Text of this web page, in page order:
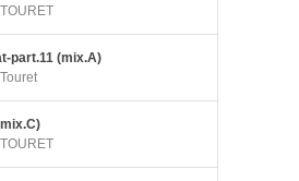
part.11 (mix.A)